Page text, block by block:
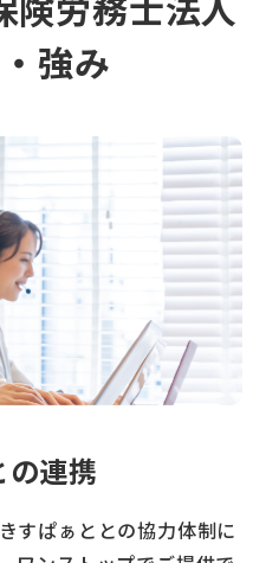
強み
の連携
すぱぁととの協力体制に